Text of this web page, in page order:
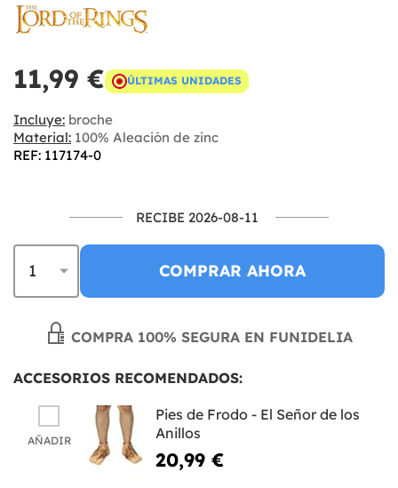
11,99 € ÚLTIMAS UNIDADES
Incluye: broche
Material: 100% Aleación de zinc
REF: 117174-0
RECIBE 2026-08-11
COMPRAR AHORA
COMPRA 100% SEGURA EN FUNIDELIA
ACCESORIOS RECOMENDADOS:
AÑADIR
Pies de Frodo - El Señor de los
Anillos
20,99 €